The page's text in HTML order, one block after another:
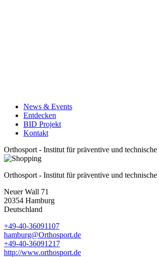
News & Events
Entdecken
BID Projekt
Kontakt
Orthosport - Institut für präventive und
Orthosport - Institut für präventive und
Neuer Wall 71
20354 Hamburg
Deutschland
+49-40-36091107
hamburg@Orthosport.de
+49-40-36091217
http://www.orthosport.de